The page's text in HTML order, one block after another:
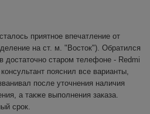
приятное впечатление от
на ст. м. "Восток"). Обратился
достаточно старом телефоне - Redmi
пояснил все варианты,
после уточнения наличия
а также выполнения заказа.
срок.